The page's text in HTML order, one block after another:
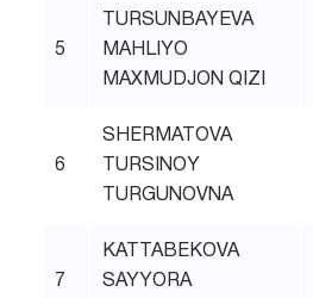
5
TURSUNBAYEVA
MAHLIYO
MAXMUDJON QIZI
6
SHERMATOVA
TURSINOY
TURGUNOVNA
7
KATTABEKOVA
SAYYORA